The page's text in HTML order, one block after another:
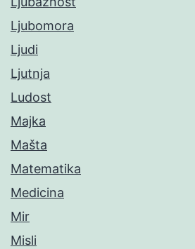
Ljubomora
Ljudi
Ljutnja
Ludost
Majka
Mašta
Matematika
Medicina
Mir
Misli